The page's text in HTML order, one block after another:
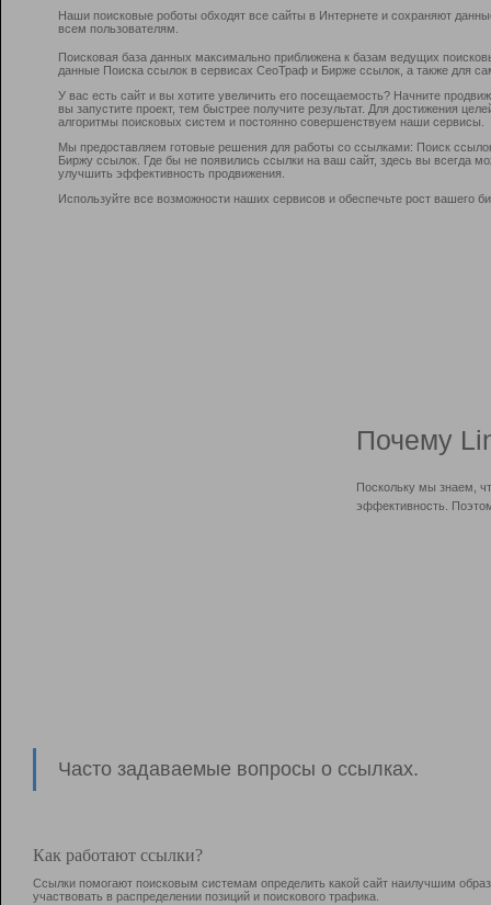
Наши поисковые роботы обходят все сайты в Интернете и сохраняют
всем пользователям.
Поисковая база данных максимально приближена к базам ведущих
данные Поиска ссылок в сервисах СеоТраф и Бирже ссылок, а также для
У вас есть сайт и вы хотите увеличить его посещаемость? Начните
вы запустите проект, тем быстрее получите результат. Для достижения
алгоритмы поисковых систем и постоянно совершенствуем наши сервисы.
Мы предоставляем готовые решения для работы со ссылками: Поиск
Биржу ссылок. Где бы не появились ссылки на ваш сайт, здесь вы всегда
улучшить эффективность продвижения.
Используйте все возможности наших сервисов и обеспечьте рост вашего
Почему
Поскольку мы знаем,
эффективность.
Часто задаваемые вопросы о ссылках.
Как работают ссылки?
Ссылки помогают поисковым системам определить какой сайт наилучшим
участвовать в раcпределении позиций и поискового трафика.